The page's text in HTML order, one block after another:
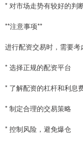
* 对市场走势有较好的判
**注意事项**
进行配资交易时，需要考
* 选择正规的配资平台
* 了解配资的杠杆和利息
* 制定合理的交易策略
* 控制风险，避免爆仓